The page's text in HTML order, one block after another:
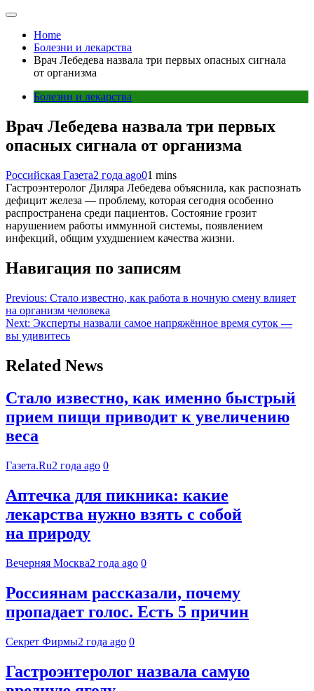
Home
Болезни и лекарства
Врач Лебедева назвала три первых опасных сигнала
от организма
Болезни и лекарства
Врач Лебедева назвала три первых
опасных сигнала от организма
Российская Газета2 года ago01 mins
Гастроэнтеролог Диляра Лебедева объяснила, как распознать
дефицит железа — проблему, которая сегодня особенно
распространена среди пациентов. Состояние грозит
нарушением работы иммунной системы, появлением
инфекций, общим ухудшением качества жизни.
Навигация по записям
Previous: Стало известно, как работа в ночную смену влияет
на организм человека
Next: Эксперты назвали самое напряжённое время суток —
вы удивитесь
Related News
Стало известно, как именно быстрый
прием пищи приводит к увеличению
веса
Газета.Ru2 года ago 0
Аптечка для пикника: какие
лекарства нужно взять с собой
на природу
Вечерняя Москва2 года ago 0
Россиянам рассказали, почему
пропадает голос. Есть 5 причин
Секрет Фирмы2 года ago 0
Гастроэнтеролог назвала самую